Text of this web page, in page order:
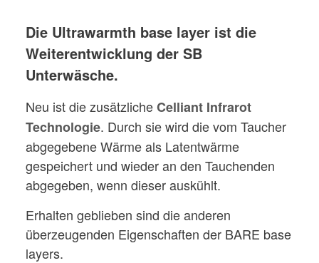
Die Ultrawarmth base layer ist die
Weiterentwicklung der SB
Unterwäsche.
Neu ist die zusätzlicheCelliant Infrarot
Technologie. Durch sie wird die vom Taucher
abgegebene Wärme als Latentwärme
gespeichert und wieder an den Tauchenden
abgegeben, wenn dieser auskühlt.
Erhalten geblieben sind die anderen
überzeugenden Eigenschaften der BARE base
layers.